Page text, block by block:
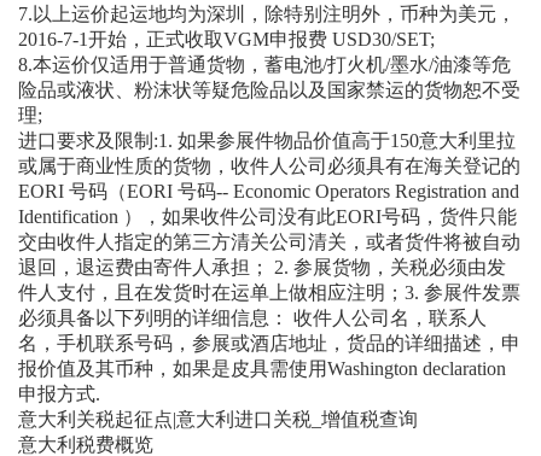
7.以上运价起运地均为深圳，除特别注明外，币种为美元，
2016-7-1开始，正式收取VGM申报费 USD30/SET;
8.本运价仅适用于普通货物，蓄电池/打火机/墨水/油漆等危
险品或液状、粉沫状等疑危险品以及国家禁运的货物恕不受
理;
进口要求及限制:1. 如果参展件物品价值高于150意大利里拉
或属于商业性质的货物，收件人公司必须具有在海关登记的
EORI 号码（EORI 号码-- Economic Operators Registration and
Identification ），如果收件公司没有此EORI号码，货件只能
交由收件人指定的第三方清关公司清关，或者货件将被自动
退回，退运费由寄件人承担； 2. 参展货物，关税必须由发
件人支付，且在发货时在运单上做相应注明；3. 参展件发票
必须具备以下列明的详细信息： 收件人公司名，联系人
名，手机联系号码，参展或酒店地址，货品的详细描述，申
报价值及其币种，如果是皮具需使用Washington declaration
申报方式.
意大利关税起征点|意大利进口关税_增值税查询
意大利税费概览
×
查运费、查关税》》